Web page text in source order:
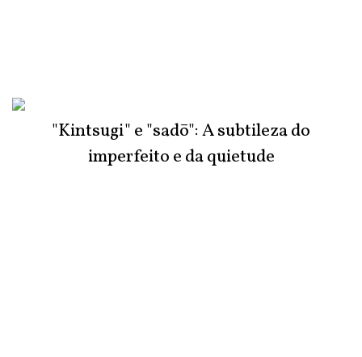
"Kintsugi" e "sadō": A subtileza do
imperfeito e da quietude